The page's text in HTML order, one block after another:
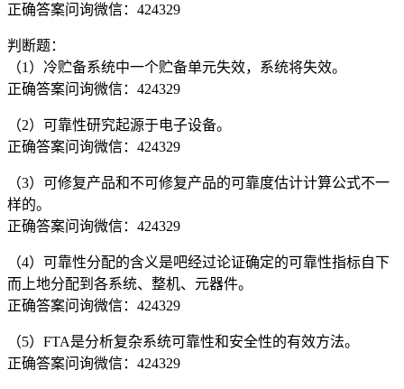
正确答案问询微信：424329
判断题：
（1）冷贮备系统中一个贮备单元失效，系统将失效。
正确答案问询微信：424329
（2）可靠性研究起源于电子设备。
正确答案问询微信：424329
（3）可修复产品和不可修复产品的可靠度估计计算公式不一
样的。
正确答案问询微信：424329
（4）可靠性分配的含义是吧经过论证确定的可靠性指标自下
而上地分配到各系统、整机、元器件。
正确答案问询微信：424329
（5）FTA是分析复杂系统可靠性和安全性的有效方法。
正确答案问询微信：424329